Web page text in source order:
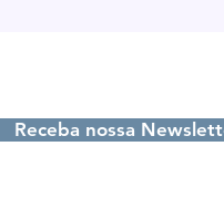
do
Receba nossa